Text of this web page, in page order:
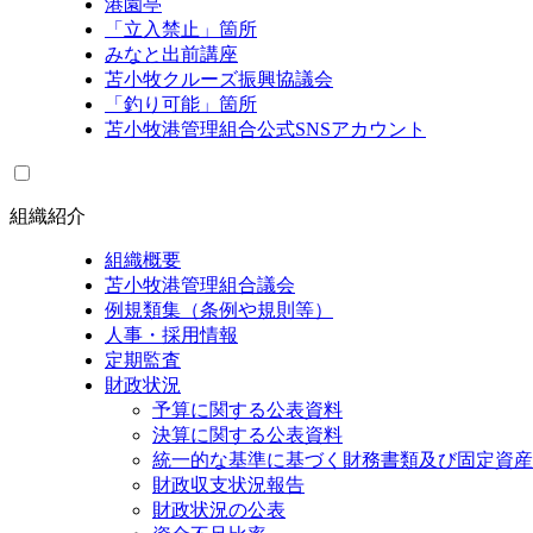
港園亭
「立入禁止」箇所
みなと出前講座
苫小牧クルーズ振興協議会
「釣り可能」箇所
苫小牧港管理組合公式SNSアカウント
組織紹介
組織概要
苫小牧港管理組合議会
例規類集（条例や規則等）
人事・採用情報
定期監査
財政状況
予算に関する公表資料
決算に関する公表資料
統一的な基準に基づく財務書類及び固定資
財政収支状況報告
財政状況の公表